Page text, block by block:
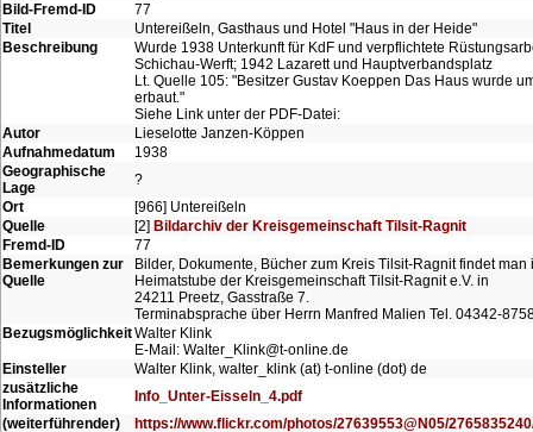
Bild-Fremd-ID
77
Titel
Untereißeln, Gasthaus und Hotel "Haus in der Heide"
Beschreibung
Wurde 1938 Unterkunft für KdF und verpflichtete
Schichau-Werft; 1942 Lazarett und Hauptverbandsplatz
Lt. Quelle 105: "Besitzer Gustav Koeppen Das Haus wurde
erbaut."
Siehe Link unter der PDF-Datei:
Autor
Lieselotte Janzen-Köppen
Aufnahmedatum
1938
Geographische
Lage
?
Ort
[966] Untereißeln
Quelle
[2] Bildarchiv der Kreisgemeinschaft Tilsit-Ragnit
Fremd-ID
77
Bemerkungen zur
Quelle
Bilder, Dokumente, Bücher zum Kreis Tilsit-Ragnit findet man
Heimatstube der Kreisgemeinschaft Tilsit-Ragnit e.V. in
24211 Preetz, Gasstraße 7.
Terminabsprache über Herrn Manfred Malien Tel. 04342-
BezugsmöglichkeitWalter Klink
E-Mail: Walter_Klink@t-online.de
Einsteller
Walter Klink, walter_klink (at) t-online (dot) de
zusätzliche
Informationen
Info_Unter-Eisseln_4.pdf
(weiterführender)
https://www.flickr.com/photos/27639553@N05/